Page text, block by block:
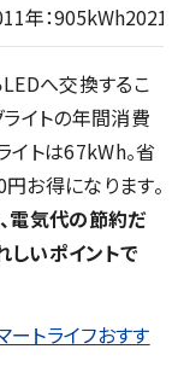
年：905kWh2021
へ交換するこ
ライトの年間消費
イトは67kWh。省
お得になります。
電気代の節約だ
いポイントで
トライフおすす